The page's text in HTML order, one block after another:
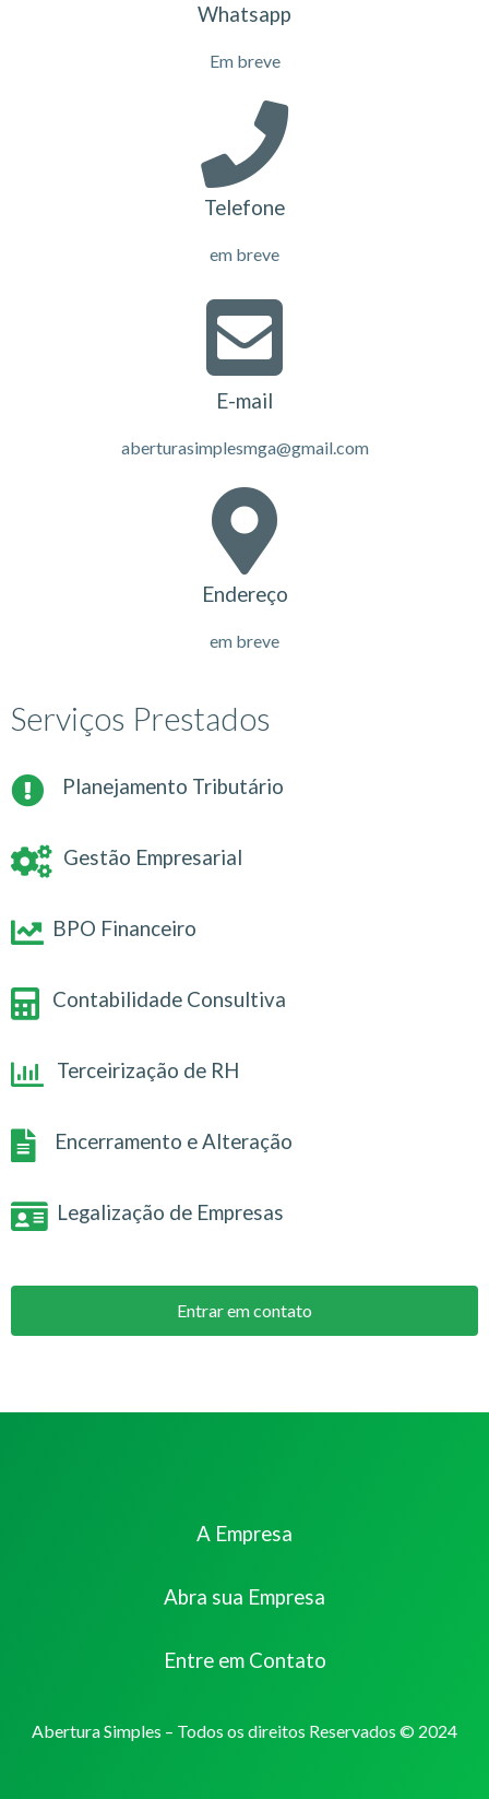
Whatsapp
Em breve
Telefone
em breve
E-mail
aberturasimplesmga@gmail.com
Endereço
em breve
Serviços Prestados
Planejamento Tributário
Gestão Empresarial
BPO Financeiro
Contabilidade Consultiva
Terceirização de RH
Encerramento e Alteração
Legalização de Empresas
Entrar em contato
A Empresa
Abra sua Empresa
Entre em Contato
Abertura Simples – Todos os direitos Reservados © 2024